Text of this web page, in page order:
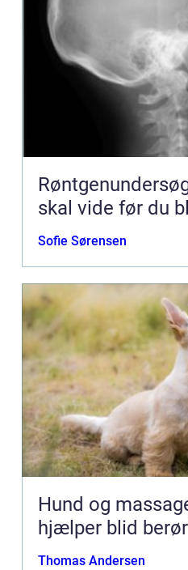
skal vide før du
Sofie Sørensen
Hund og
hjælper blid
Thomas Andersen